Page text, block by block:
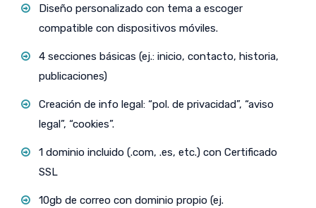
Diseño personalizado con tema a escoger
compatible con dispositivos móviles.
4 secciones básicas (ej.: inicio, contacto, historia,
publicaciones)
Creación de info legal: “pol. de privacidad”, “aviso
legal”, “cookies”.
1 dominio incluido (.com, .es, etc.) con Certificado
SSL
10gb de correo con dominio propio (ej.